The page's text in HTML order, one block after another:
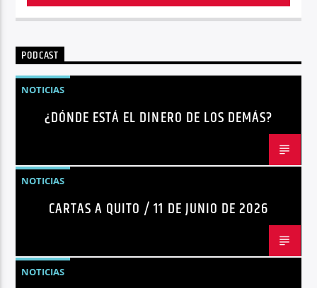
PODCAST
NOTICIAS
¿DÓNDE ESTÁ EL DINERO DE LOS DEMÁS?
NOTICIAS
CARTAS A QUITO / 11 DE JUNIO DE 2026
NOTICIAS